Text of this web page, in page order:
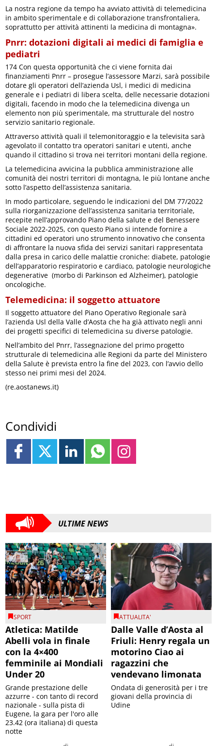
La nostra regione da tempo ha avviato attività di telemedicina
in ambito sperimentale e di collaborazione transfrontaliera,
soprattutto per attività attinenti la medicina di montagna».
Pnrr: dotazioni digitali ai medici di famiglia e
pediatri
174 Con questa opportunità che ci viene fornita dai
finanziamenti Pnrr – prosegue l’assessore Marzi, sarà possibile
dotare gli operatori dell’azienda Usl, i medici di medicina
generale e i pediatri di libera scelta, delle necessarie dotazioni
digitali, facendo in modo che la telemedicina divenga un
elemento non più sperimentale, ma strutturale del nostro
servizio sanitario regionale.
Attraverso attività quali il telemonitoraggio e la televisita sarà
agevolato il contatto tra operatori sanitari e utenti, anche
quando il cittadino si trova nei territori montani della regione.
La telemedicina avvicina la pubblica amministrazione alle
comunità dei nostri territori di montagna, le più lontane anche
sotto l’aspetto dell’assistenza sanitaria.
In modo particolare, seguendo le indicazioni del DM 77/2022
sulla riorganizzazione dell’assistenza sanitaria territoriale,
recepite nell’approvando Piano della salute e del Benessere
Sociale 2022-2025, con questo Piano si intende fornire a
cittadini ed operatori uno strumento innovativo che consenta
di affrontare la nuova sfida dei servizi sanitari rappresentata
dalla presa in carico delle malattie croniche: diabete, patologie
dell’apparatorio respiratorio e cardiaco, patologie neurologiche
degenerative (morbo di Parkinson ed Alzheimer), patologie
oncologiche.
Telemedicina: il soggetto attuatore
Il soggetto attuatore del Piano Operativo Regionale sarà
l’azienda Usl della Valle d’Aosta che ha già attivato negli anni
dei progetti specifici di telemedicina su diverse patologie.
Nell’ambito del Pnrr, l’assegnazione del primo progetto
strutturale di telemedicina alle Regioni da parte del Ministero
della Salute è prevista entro la fine del 2023, con l’avvio dello
stesso nei primi mesi del 2024.
(re.aostanews.it)
Condividi
ULTIME NEWS
SPORT
Atletica: Matilde
Abelli vola in finale
con la 4×400
femminile ai Mondiali
Under 20
Grande prestazione delle
azzurre - con tanto di record
nazionale - sulla pista di
Eugene, la gara per l'oro alle
23.42 (ora italiana) di questa
notte
ATTUALITA'
Dalle Valle d’Aosta al
Friuli: Henry regala un
motorino Ciao ai
ragazzini che
vendevano limonata
Ondata di generosità per i tre
giovani della provincia di
Udine